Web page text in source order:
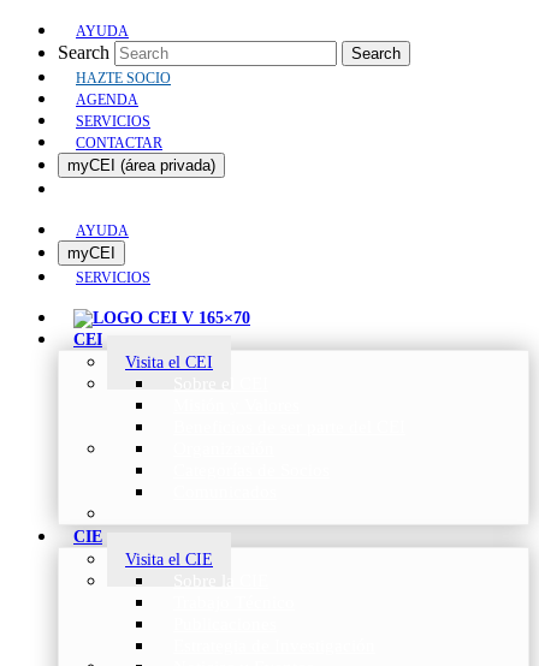
AYUDA
Search Search
HAZTE SOCIO
AGENDA
SERVICIOS
CONTACTAR
myCEI (área privada)
AYUDA
myCEI
SERVICIOS
CEI
Visita el CEI
CIE
Visita el CIE